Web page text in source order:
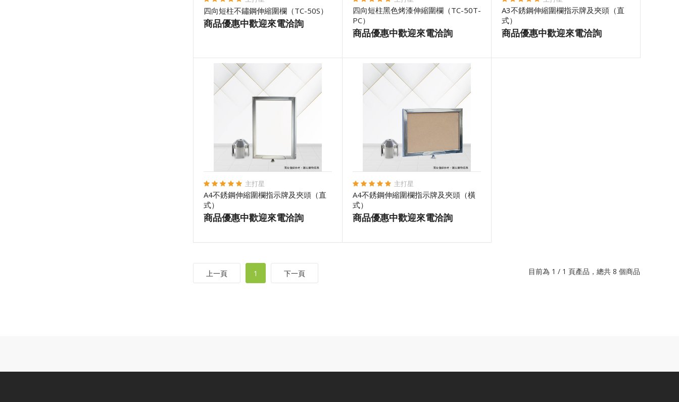
四向短柱不鏽鋼伸縮圍欄（TC-50S）
商品優惠中歡迎來電洽詢
四向短柱黑色烤漆伸縮圍欄（TC-50T-
PC）
商品優惠中歡迎來電洽詢
A3不銹鋼伸縮圍欄指示牌及夾頭（直
式）
商品優惠中歡迎來電洽詢
主打星
A4不銹鋼伸縮圍欄指示牌及夾頭（直
式）
商品優惠中歡迎來電洽詢
主打星
A4不銹鋼伸縮圍欄指示牌及夾頭（橫
式）
商品優惠中歡迎來電洽詢
上一頁 1 下一頁 目前為 1 / 1 頁產品，總共 8 個商品